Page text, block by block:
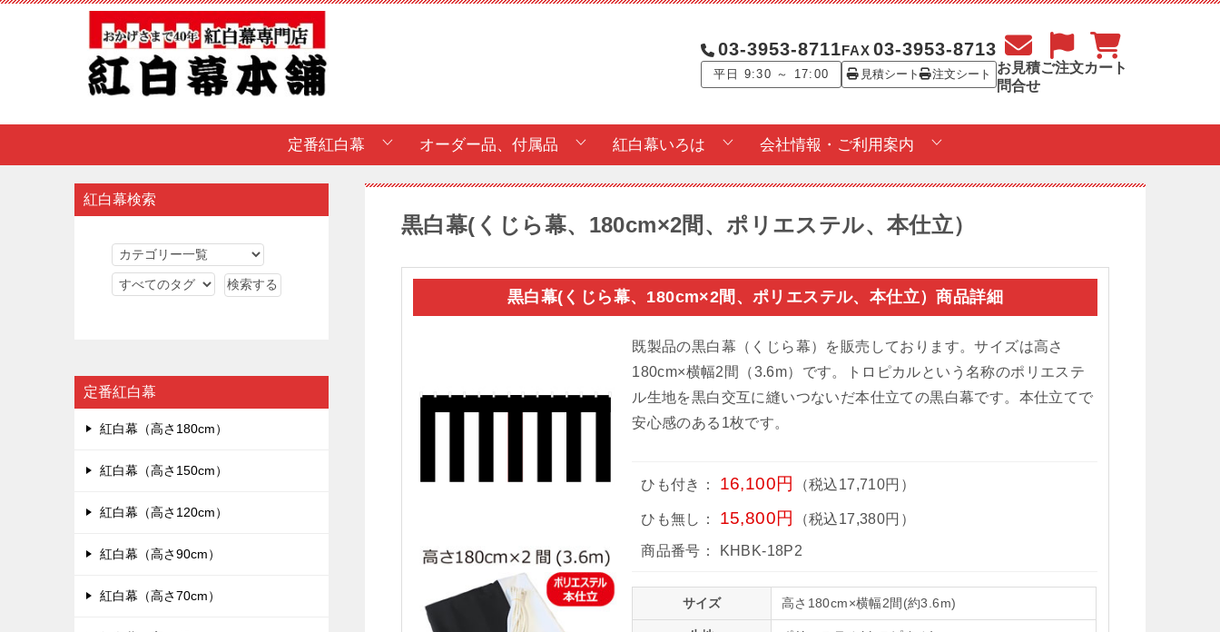
03-3953-8711
平日 9:30 ～ 17:00
FAX 03-3953-8713
見積シート 注文シート
お見積
問合せ
ご注文カート
定番紅白幕 オーダー品、付属品 紅白幕いろは 会社情報・ご利用案内
黒白幕(くじら幕、180cm×2間、ポリエステル、本仕立）
黒白幕(くじら幕、180cm×2間、ポリエステル、本仕立）商品詳細
既製品の黒白幕（くじら幕）を販売しております。サイズは高さ
180cm×横幅2間（3.6m）です。トロピカルという名称のポリエステ
ル生地を黒白交互に縫いつないだ本仕立ての黒白幕です。本仕立てで
安心感のある1枚です。
ひも付き： 16,100円 （税込17,710円）
ひも無し： 15,800円 （税込17,380円）
商品番号： KHBK-18P2
サイズ 高さ180cm×横幅2間(約3.6m)
紅白幕検索
定番紅白幕
紅白幕（高さ180cm）
紅白幕（高さ150cm）
紅白幕（高さ120cm）
紅白幕（高さ90cm）
紅白幕（高さ70cm）